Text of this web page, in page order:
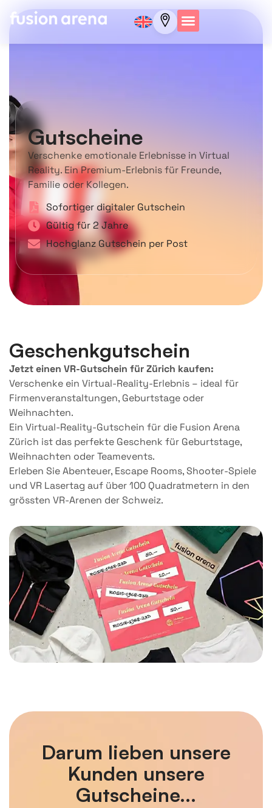
Gutscheine
Verschenke emotionale Erlebnisse in Virtual
Reality. Ein Premium-Erlebnis für Freunde,
Familie oder Kollegen.
Sofortiger digitaler Gutschein
Gültig für 2 Jahre
Hochglanz Gutschein per Post
Geschenkgutschein
Jetzt einen VR-Gutschein für Zürich kaufen:
Verschenke ein Virtual-Reality-Erlebnis – ideal für
Firmenveranstaltungen, Geburtstage oder
Weihnachten.
Ein Virtual-Reality-Gutschein für die Fusion Arena
Zürich ist das perfekte Geschenk für Geburtstage,
Weihnachten oder Teamevents.
Erleben Sie Abenteuer, Escape Rooms, Shooter-Spiele
und VR Lasertag auf über 100 Quadratmetern in den
grössten VR-Arenen der Schweiz.
Darum lieben unsere
Kunden unsere
Gutscheine...